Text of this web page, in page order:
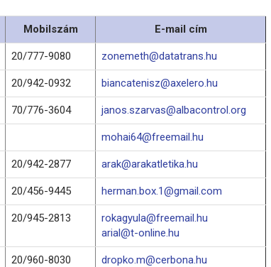
Mobilszám E-mail cím
20/777-9080 zonemeth@datatrans.hu
20/942-0932 biancatenisz@axelero.hu
70/776-3604 janos.szarvas@albacontrol.org
mohai64@freemail.hu
20/942-2877 arak@arakatletika.hu
20/456-9445 herman.box.1@gmail.com
20/945-2813
rokagyula@freemail.hu
arial@t-online.hu
20/960-8030 dropko.m@cerbona.hu